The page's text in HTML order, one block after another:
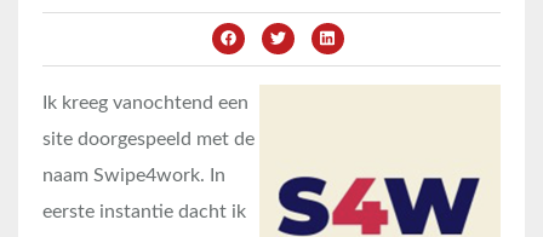
Ik kreeg vanochtend een
site doorgespeeld met de
naam Swipe4work. In
eerste instantie dacht ik